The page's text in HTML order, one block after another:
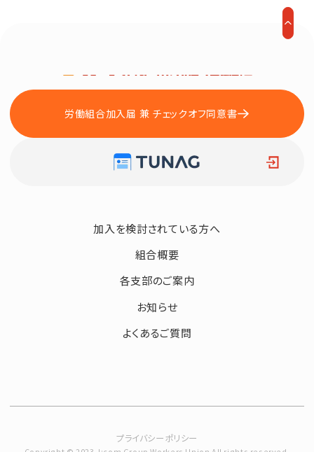
労働組合加入届 兼 チェックオフ同意書
加入を検討されている方へ
組合概要
各支部のご案内
お知らせ
よくあるご質問
プライバシーポリシー